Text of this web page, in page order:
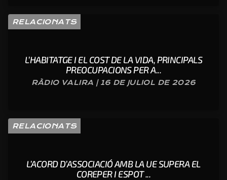
RELACIONATS
L’HABITATGE I EL COST DE LA VIDA, PRINCIPALS
PREOCUPACIONS PER A...
RÀDIO VALIRA | 16 DE JULIOL DE 2026
RELACIONATS
L’ACORD D’ASSOCIACIÓ AMB LA UE SUPERA EL
COREPER I ESPOT ...